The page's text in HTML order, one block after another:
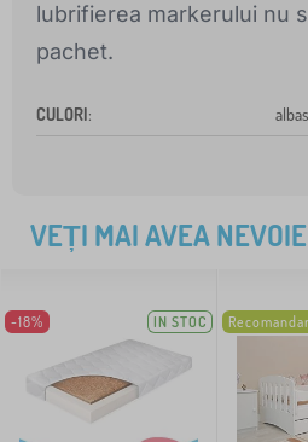
lubrifierea markerului nu
pachet.
CULORI:
VEȚI MAI AVEA
-18% IN STOC